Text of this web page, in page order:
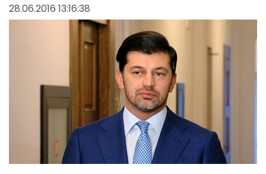
28.06.2016 13:16:38